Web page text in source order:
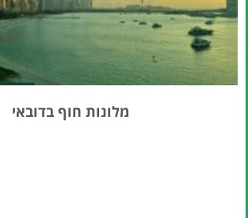
מלונות חוף בדובאי